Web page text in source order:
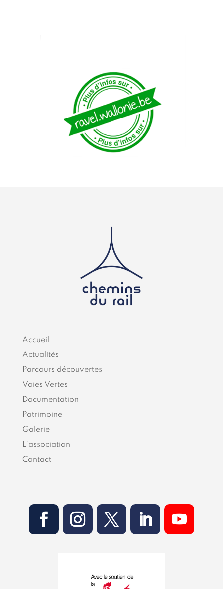
Accueil
Actualités
Parcours découvertes
Voies Vertes
Documentation
Patrimoine
Galerie
L’association
Contact